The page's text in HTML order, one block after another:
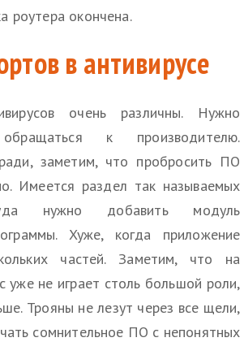
роутера окончена.
в антивирусе
очень различны. Нужно
к производителю.
заметим, что пробросить ПО
Имеется раздел так называемых
нужно добавить модуль
Хуже, когда приложение
частей. Заметим, что на
уже не играет столь большой роли,
Трояны не лезут через все щели,
сомнительное ПО с непонятных